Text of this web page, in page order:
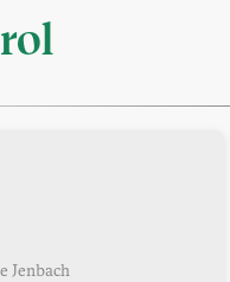
Jenbach